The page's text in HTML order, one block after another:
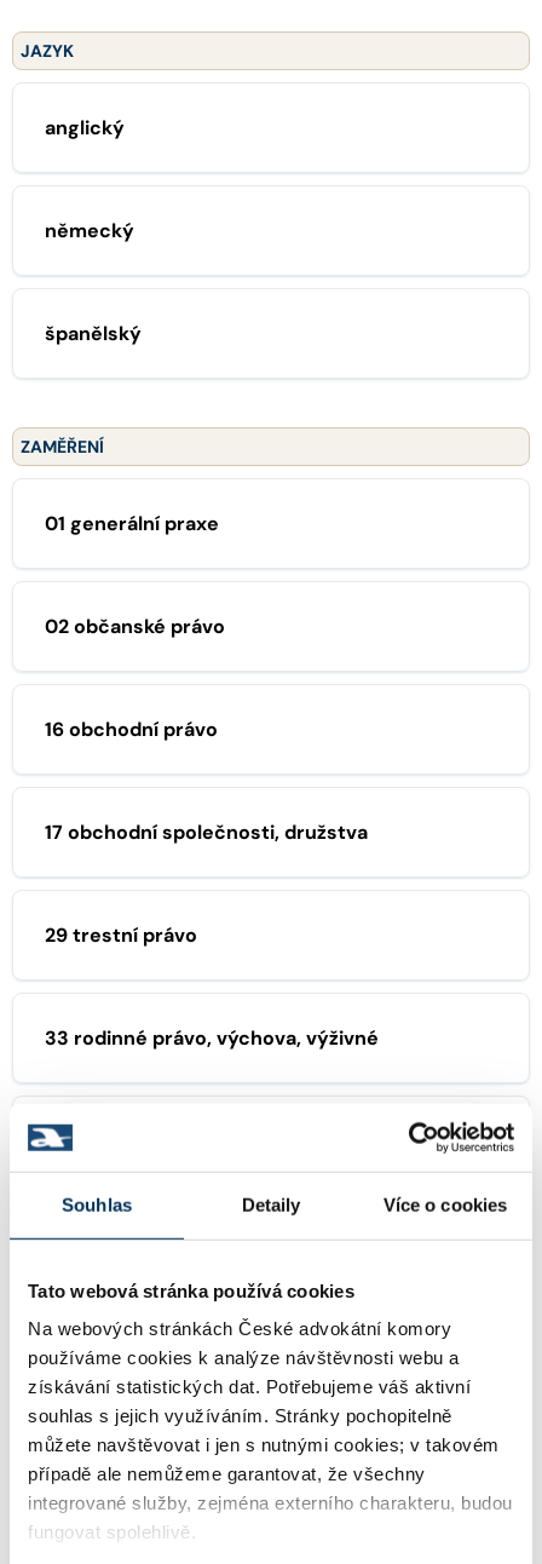
Souhlas Detaily Více o cookies
Tato webová stránka používá cookies
Na webových stránkách České advokátní komory
používáme cookies k analýze návštěvnosti webu a
získávání statistických dat. Potřebujeme váš aktivní
souhlas s jejich využíváním. Stránky pochopitelně
můžete navštěvovat i jen s nutnými cookies; v takovém
případě ale nemůžeme garantovat, že všechny
integrované služby, zejména externího charakteru, budou
fungovat spolehlivě.
JAZYK
anglický
německý
španělský
ZAMĚŘENÍ
01 generální praxe
02 občanské právo
16 obchodní právo
17 obchodní společnosti, družstva
29 trestní právo
33 rodinné právo, výchova, výživné
39 správní právo
Koncipient: Mgr. LUCIE HERIŠEROVÁ
Koncipient: Mgr. MONIKA KOMÁRKOVÁ
Aktivní